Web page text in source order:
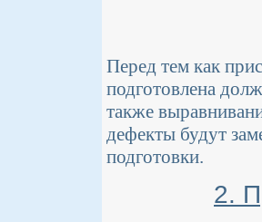
Перед тем как
подготовлена
также
дефекты будут
подготовки.
2.